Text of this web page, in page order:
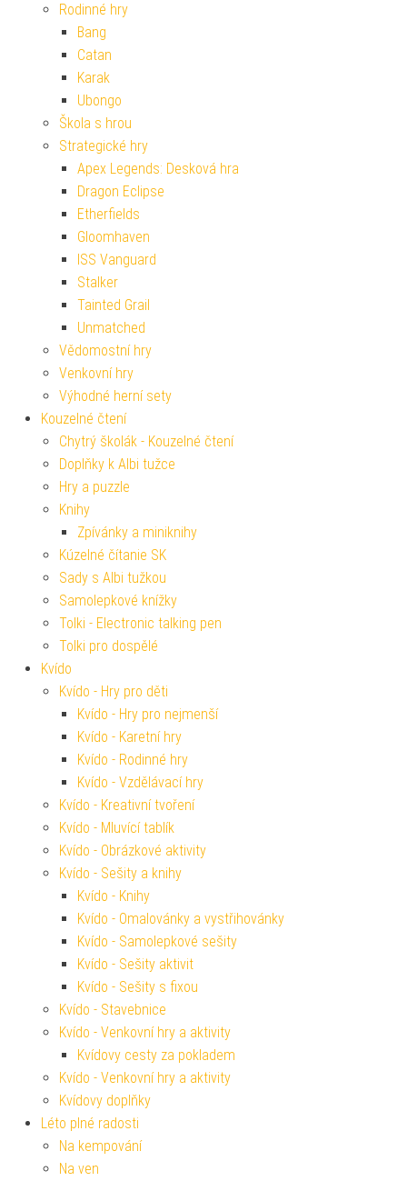
Rodinné hry
Bang
Catan
Karak
Ubongo
Škola s hrou
Strategické hry
Apex Legends: Desková hra
Dragon Eclipse
Etherfields
Gloomhaven
ISS Vanguard
Stalker
Tainted Grail
Unmatched
Vědomostní hry
Venkovní hry
Výhodné herní sety
Kouzelné čtení
Chytrý školák - Kouzelné čtení
Doplňky k Albi tužce
Hry a puzzle
Knihy
Zpívánky a miniknihy
Kúzelné čítanie SK
Sady s Albi tužkou
Samolepkové knížky
Tolki - Electronic talking pen
Tolki pro dospělé
Kvído
Kvído - Hry pro děti
Kvído - Hry pro nejmenší
Kvído - Karetní hry
Kvído - Rodinné hry
Kvído - Vzdělávací hry
Kvído - Kreativní tvoření
Kvído - Mluvící tablík
Kvído - Obrázkové aktivity
Kvído - Sešity a knihy
Kvído - Knihy
Kvído - Omalovánky a vystřihovánky
Kvído - Samolepkové sešity
Kvído - Sešity aktivit
Kvído - Sešity s fixou
Kvído - Stavebnice
Kvído - Venkovní hry a aktivity
Kvídovy cesty za pokladem
Kvído - Venkovní hry a aktivity
Kvídovy doplňky
Léto plné radosti
Na kempování
Na ven